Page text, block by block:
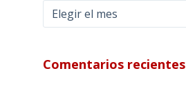
Archivos
Comentarios recientes